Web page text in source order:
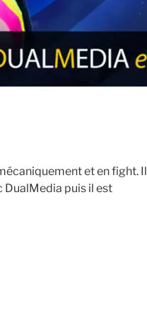
et en fight. Il
DualMedia puis il est